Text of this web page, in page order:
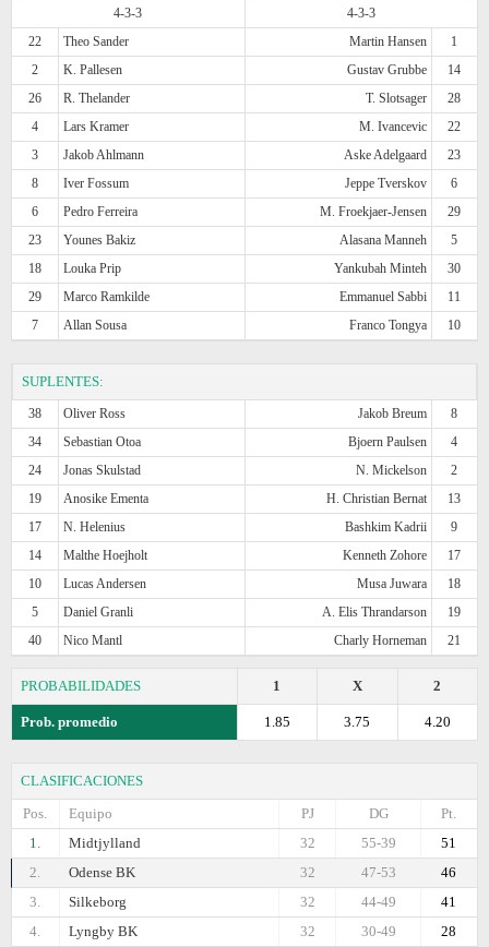
4-3-3
4-3-3
22
Theo Sander Martin Hansen
1
2
K. Pallesen Gustav Grubbe
14
26
R. Thelander T. Slotsager
28
4
Lars Kramer M. Ivancevic
22
3
Jakob Ahlmann Aske Adelgaard
23
8
Iver Fossum Jeppe Tverskov
6
6
Pedro Ferreira M. Froekjaer-Jensen
29
23
Younes Bakiz Alasana Manneh
5
18
Louka Prip Yankubah Minteh
30
29
Marco Ramkilde Emmanuel Sabbi
11
7
Allan Sousa Franco Tongya 10
SUPLENTES:
38 Oliver Ross Jakob Breum
8
34
Sebastian Otoa Bjoern Paulsen
4
24
Jonas Skulstad N. Mickelson
2
19
Anosike Ementa H. Christian Bernat
13
17
N. Helenius Bashkim Kadrii
9
14
Malthe Hoejholt Kenneth Zohore
17
10
Lucas Andersen Musa Juwara
18
5
Daniel Granli A. Elis Thrandarson
19
40
Nico Mantl Charly Horneman 21
PROBABILIDADES 2
X
1
Prob. promedio 4.20
3.75
1.85
CLASIFICACIONES
Pos.
Equipo Pt.
DG
PJ
1.
Midtjylland 51
55-39
32
2.
Odense BK 46
47-53
32
3.
Silkeborg 41
44-49
32
4.
Lyngby BK 28
30-49
32